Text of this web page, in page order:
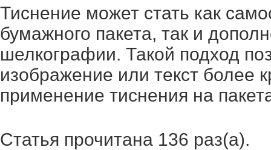
Тиснение может стать как
бумажного пакета, так и
шелкографии. Такой подход
изображение или текст
применение тиснения на
Статья прочитана 136 раз(a).